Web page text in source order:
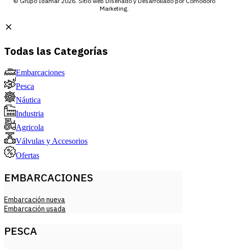
Marketing.
Todas las Categorías
Embarcaciones
Pesca
Náutica
Industria
Agricola
Válvulas y Accesorios
Ofertas
EMBARCACIONES
Embarcación nueva
Embarcación usada
PESCA